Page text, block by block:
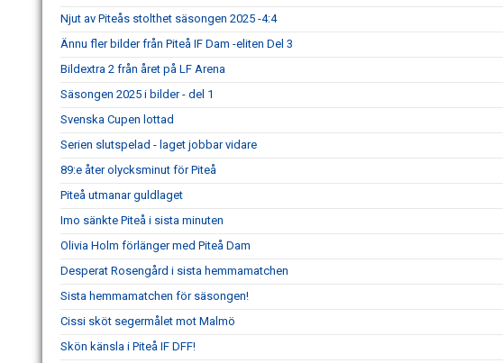
Njut av Piteås stolthet säsongen 2025 -4:4
Ännu fler bilder från Piteå IF Dam -eliten Del 3
Bildextra 2 från året på LF Arena
Säsongen 2025 i bilder - del 1
Svenska Cupen lottad
Serien slutspelad - laget jobbar vidare
89:e åter olycksminut för Piteå
Piteå utmanar guldlaget
Imo sänkte Piteå i sista minuten
Olivia Holm förlänger med Piteå Dam
Desperat Rosengård i sista hemmamatchen
Sista hemmamatchen för säsongen!
Cissi sköt segermålet mot Malmö
Skön känsla i Piteå IF DFF!